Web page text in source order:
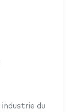
industrie du